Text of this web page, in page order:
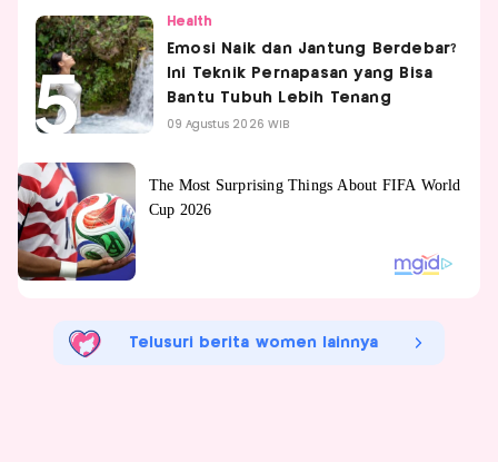
Health
Emosi Naik dan Jantung Berdebar?
Ini Teknik Pernapasan yang Bisa
Bantu Tubuh Lebih Tenang
09 Agustus 2026 WIB
Telusuri berita women lainnya